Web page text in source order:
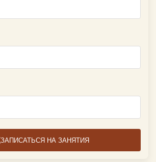
ЗАПИСАТЬСЯ НА ЗАНЯТИЯ